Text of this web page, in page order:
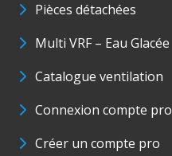
Pièces détachées
Multi VRF – Eau Glacée
Catalogue ventilation
Connexion compte pro
Créer un compte pro